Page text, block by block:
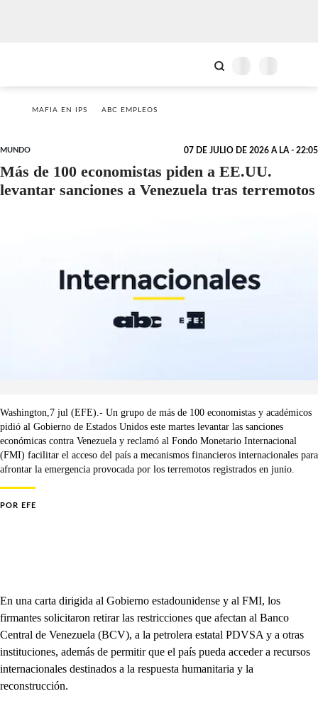
MAFIA EN IPS ABC EMPLEOS
MUNDO 07 DE JULIO DE 2026 A LA - 22:05
Más de 100 economistas piden a EE.UU.
levantar sanciones a Venezuela tras terremotos
Washington,7 jul (EFE).- Un grupo de más de 100 economistas y académicos
pidió al Gobierno de Estados Unidos este martes levantar las sanciones
económicas contra Venezuela y reclamó al Fondo Monetario Internacional
(FMI) facilitar el acceso del país a mecanismos financieros internacionales para
afrontar la emergencia provocada por los terremotos registrados en junio.
POR EFE
En una carta dirigida al Gobierno estadounidense y al FMI, los
firmantes solicitaron retirar las restricciones que afectan al Banco
Central de Venezuela (BCV), a la petrolera estatal PDVSA y a otras
instituciones, además de permitir que el país pueda acceder a recursos
internacionales destinados a la respuesta humanitaria y la
reconstrucción.